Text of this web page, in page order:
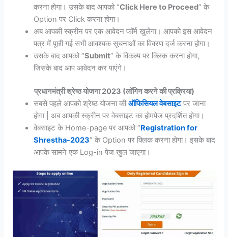
करना होगा। उसके बाद आपको “Click Here to Proceed” के
Option पर Click करना होगा।
अब आपकी स्क्रीन पर एक आवेदन फॉर्म खुलेगा। आपको इस आवेदन
पत्र में पूछी गई सभी आवश्यक सूचनाओं का विवरण दर्ज करना होगा।
उसके बाद आपको “Submit” के विकल्प पर क्लिक करना होगा,
जिसके बाद आप आवेदन कर पाएंगे।
प्रधानमंत्री श्रेष्ठ योजना 2023 (लॉगिन करने की प्रक्रिया)
सबसे पहले आपको श्रेष्ठ योजना कीऑफिसियल वेबसाइटपर जाना
होगा | अब आपकी स्क्रीन पर वेबसाइट का होमपेज प्रदर्शित होगा।
वेबसाइट के Home-page पर आपको “Registration for
Shrestha-2023” के Option पर क्लिक करना होगा। इसके बाद
आपके सामने एक Log-in पेज खुल जाएगा।